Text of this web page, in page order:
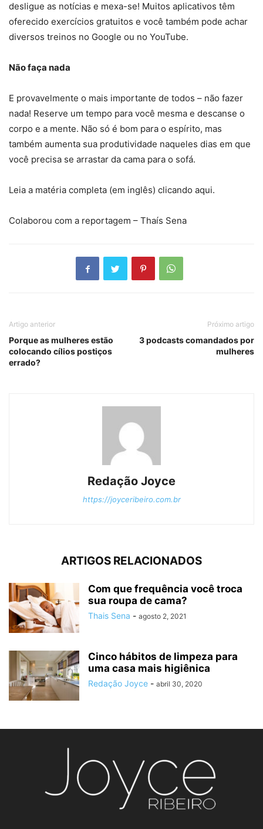
desligue as notícias e mexa-se! Muitos aplicativos têm
oferecido exercícios gratuitos e você também pode achar
diversos treinos no Google ou no YouTube.
Não faça nada
E provavelmente o mais importante de todos – não fazer
nada! Reserve um tempo para você mesma e descanse o
corpo e a mente. Não só é bom para o espírito, mas
também aumenta sua produtividade naqueles dias em que
você precisa se arrastar da cama para o sofá.
Leia a matéria completa (em inglês) clicando aqui.
Colaborou com a reportagem – Thaís Sena
Artigo anterior
Porque as mulheres estão
colocando cílios postiços
errado?
Próximo artigo
3 podcasts comandados por
mulheres
Redação Joyce
https://joyceribeiro.com.br
ARTIGOS RELACIONADOS
Com que frequência você troca
sua roupa de cama?
Thais Sena - agosto 2, 2021
Cinco hábitos de limpeza para
uma casa mais higiênica
Redação Joyce - abril 30, 2020